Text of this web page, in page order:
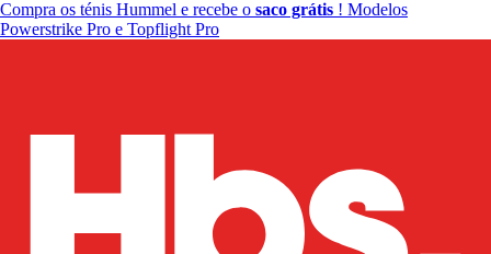
Compra os ténis Hummel e recebe o saco grátis ! Modelos
Powerstrike Pro e Topflight Pro